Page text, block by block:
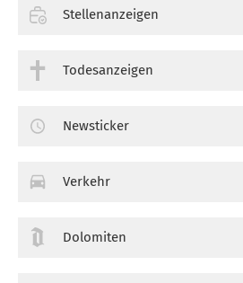
Stellenanzeigen
Todesanzeigen
Newsticker
Verkehr
Dolomiten